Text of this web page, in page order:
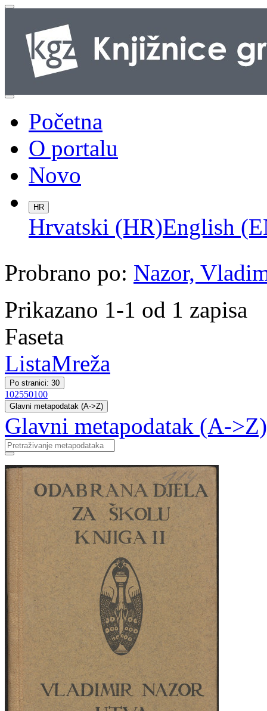
Početna
O portalu
Novo
HR
Hrvatski (HR)English
Probrano po: Nazor,
Prikazano 1-1 od 1 zapisa
Faseta
ListaMreža
Po stranici: 30
102550100
Glavni metapodatak (A->Z)
Glavni metapodatak (A->Z)